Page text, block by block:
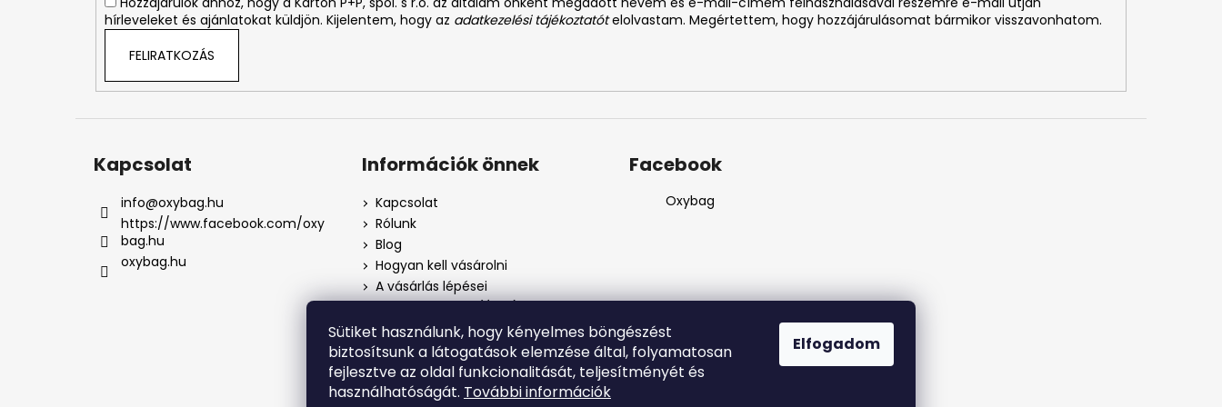
Sütiket használunk, hogy kényelmes böngészést
biztosítsunk a látogatások elemzése által, folyamatosan
fejlesztve az oldal funkcionalitását, teljesítményét és
használhatóságát. További információk
Elfogadom
hírleveleket és ajánlatokat küldjön. Kijelentem, hogy az adatkezelési tájékoztatótelolvastam. Megértettem, hogy hozzájárulásomat bármikor visszavonhatom.
FELIRATKOZÁS
Kapcsolat
info@oxybag.hu
https://www.facebook.com/oxy
bag.hu
oxybag.hu
Információk önnek
Kapcsolat
Rólunk
Blog
Hogyan kell vásárolni
A vásárlás lépései
Adatkezelési tájékoztató
Panaszos eljárás
Panaszjelenté
Facebook
Oxybag